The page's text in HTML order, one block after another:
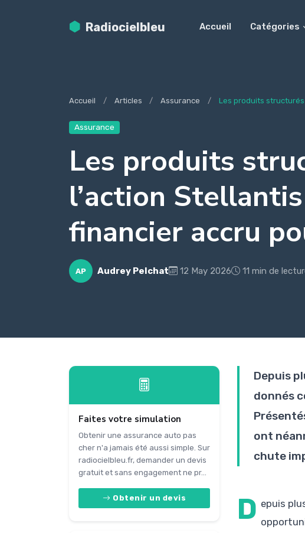
Radiocielbleu Accueil Catégories
Accueil Articles Assurance Les produits structurés
Assurance
Les produits
l’action
financier accru
AP Audrey Pelchat 12 May 2026 11 min de
Faites votre simulation
Obtenir une assurance auto pas
cher n'a jamais été aussi simple. Sur
radiocielbleu.fr, demander un devis
gratuit et sans engagement ne pr...
Obtenir un devis
Depuis
donnés
ont
chute
D epuis